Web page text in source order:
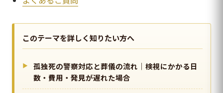
このテーマを詳しく知りたい方へ
孤独死の警察対応と葬儀の流れ｜検視にかかる日
数・費用・発見が遅れた場合